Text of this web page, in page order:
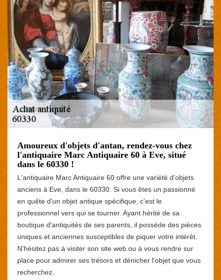
Amoureux d'objets d'antan, rendez-vous chez
l'antiquaire Marc Antiquaire 60 à Eve, situé
dans le 60330 !
L'antiquaire Marc Antiquaire 60 offre une variété d'objets
anciens à Eve, dans le 60330. Si vous êtes un passionné
en quête d'un objet antique spécifique, c'est le
professionnel vers qui se tourner. Ayant hérité de sa
boutique d'antiquités de ses parents, il possède des pièces
uniques et anciennes susceptibles de piquer votre intérêt.
N'hésitez pas à visiter son site web ou à vous rendre sur
place pour admirer ses trésors et dénicher l'objet que vous
recherchez.